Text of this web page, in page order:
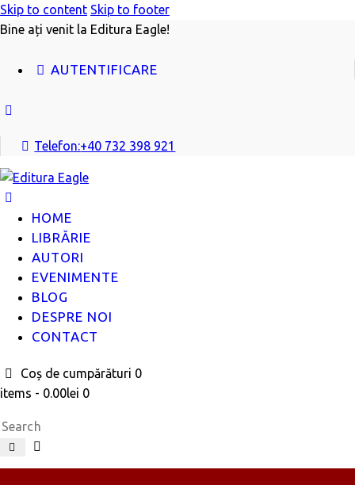
Skip to content Skip to footer
Bine ați venit la Editura Eagle!
AUTENTIFICARE
facebook-
Telefon:+40 732 398 921
HOME
LIBRĂRIE
AUTORI
EVENIMENTE
BLOG
DESPRE NOI
CONTACT
Coș de cumpărături 0
items - 0.00lei 0
Search